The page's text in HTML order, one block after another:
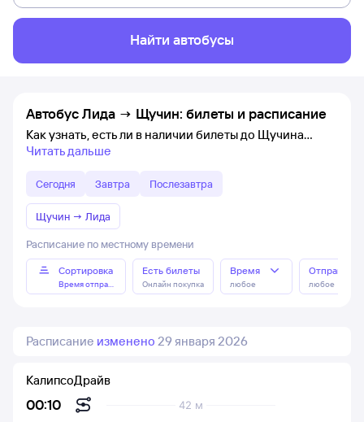
Найти автобусы
Автобус Лида → Щучин: билеты и расписание
Как узнать, есть ли в наличии билеты до Щучина
Читать дальше
Сегодня Завтра Послезавтра
Щучин → Лида
Расписание по местному времени
Сортировка
Время отправления
Есть билеты
Онлайн покупка
Время
любое любое
Расписание изменено 29 января 2026
00:10
42 м
КалипсоДрайв